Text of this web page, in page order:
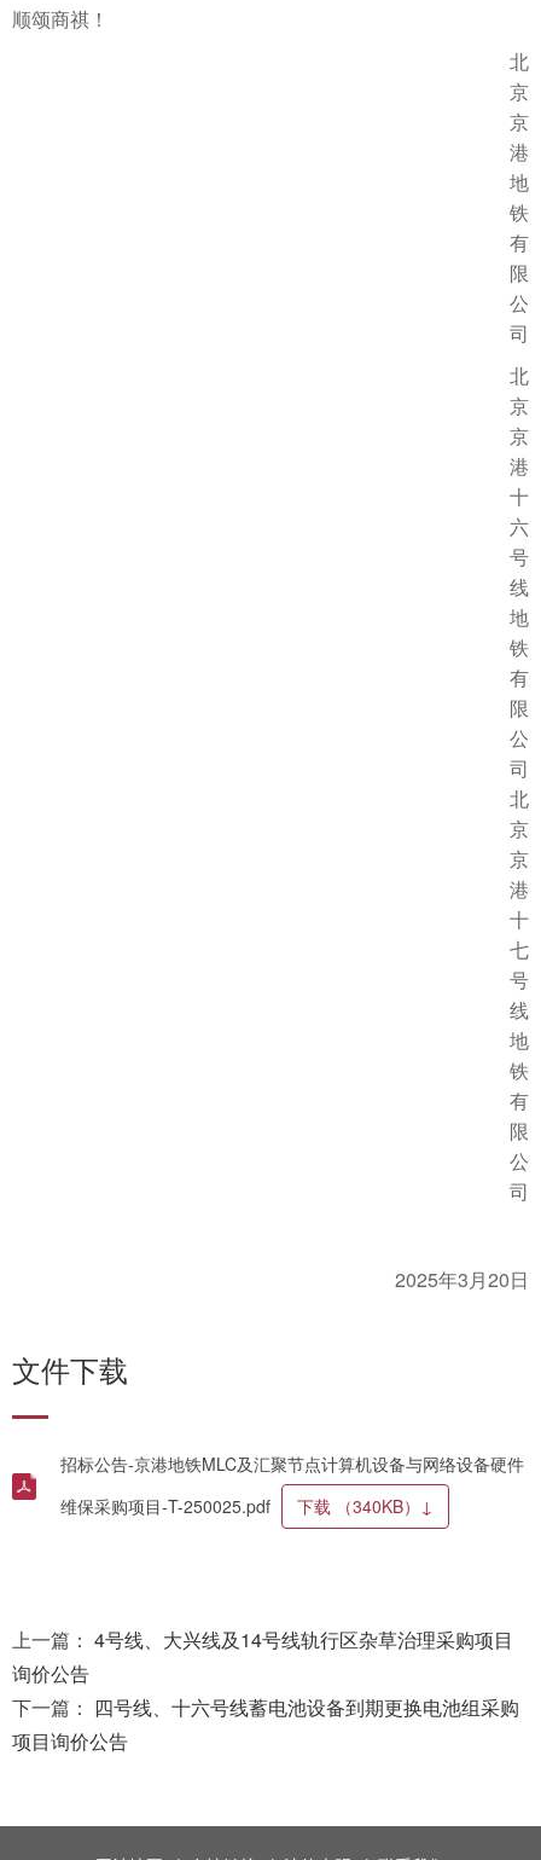
顺颂商祺！
北
京
京
港
地
铁
有
限
公
司
北
京
京
港
十
六
号
线
地
铁
有
限
公
司
北
京
京
港
十
七
号
线
地
铁
有
限
公
司
2025年3 月 20 日
文件下载
招标公告-京港地铁MLC及汇聚节点计算机设备与网络设备硬件
维保采购项目-T-250025.pdf
下载 （340KB） ↓
上一篇： 4号线、大兴线及14号线轨行区杂草治理采购项目
询价公告
下一篇： 四号线、十六号线蓄电池设备到期更换电池组采购
项目询价公告